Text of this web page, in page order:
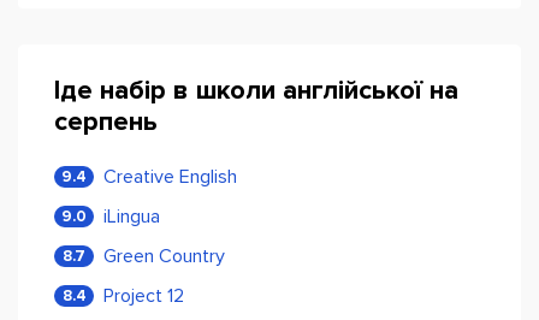
Іде набір в школи англійської на
серпень
9.4 Creative English
9.0 iLingua
8.7 Green Country
8.4 Project 12